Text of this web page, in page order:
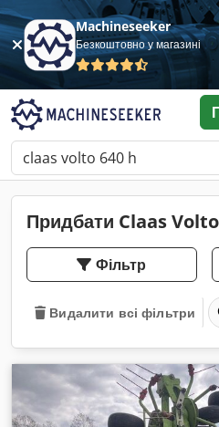
Machineseeker
Безкоштовно у магазині
Придбати Claas
Фільтр
Видалити всі фільтри